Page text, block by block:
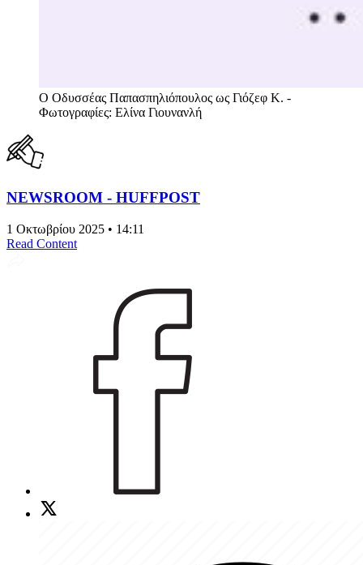
Ο Οδυσσέας Παπασπηλιόπουλος ως Γιόζεφ Κ. -
Φωτογραφίες: Ελίνα Γιουνανλή
NEWSROOM - HUFFPOST
1 Οκτωβρίου 2025 • 14:11
Read Content